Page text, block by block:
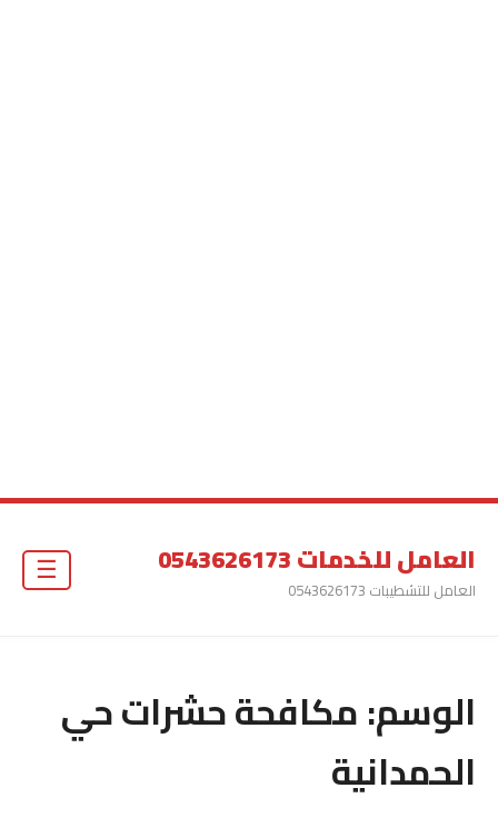
العامل للخدمات 0543626173
العامل للتشطيبات 0543626173
الوسم:مكافحة حشرات حي
الحمدانية